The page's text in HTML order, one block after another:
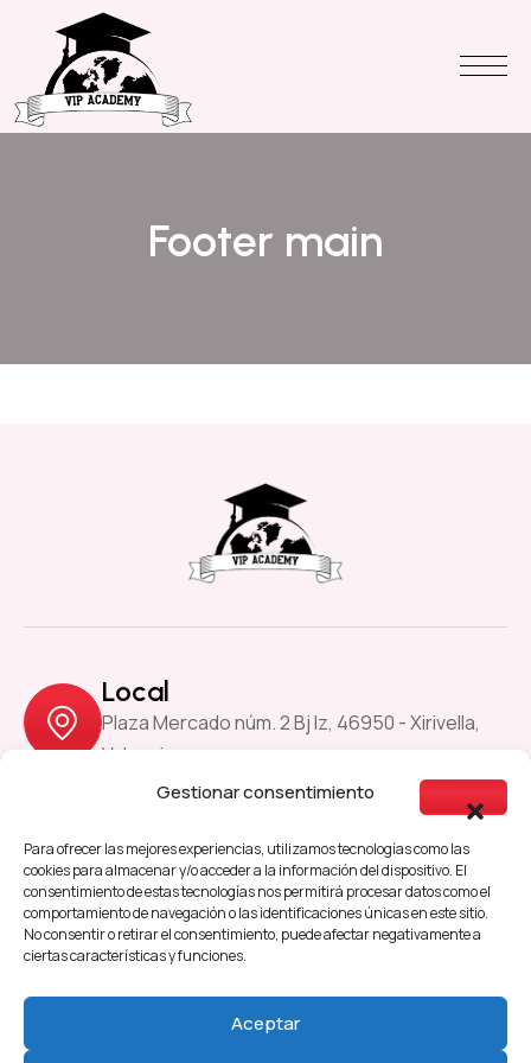
Gestionar consentimiento
Para ofrecer las mejores experiencias, utilizamos tecnologías como las
cookies para almacenar y/o acceder a la información del dispositivo. El
consentimiento de estas tecnologías nos permitirá procesar datos como el
comportamiento de navegación o las identificaciones únicas en este sitio.
No consentir o retirar el consentimiento, puede afectar negativamente a
ciertas características y funciones.
Aceptar
Footer main
Local
Plaza Mercado núm. 2 Bj Iz, 46950 - Xirivella,
Valencia
Aviso Legal
Política de Cookies
Política de Privacidad